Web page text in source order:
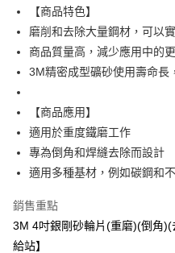
運送方式
全家取貨付款
每筆NT$60
每筆NT$60
7-11取貨付款
每筆NT$60
每筆NT$60
新竹物流(大件商品、貨量較大)
【商品特色】
磨削和去除大量鋼材，可以
商品質量高，減少應用中的
3M精密成型礦砂使用壽命長
【商品應用】
適用於重度鐵磨工作
專為倒角和焊縫去除而設計
適用多種基材，例如碳鋼和
銷售重點
3M 4吋銀剛砂輪片(重磨)(倒角
給站】